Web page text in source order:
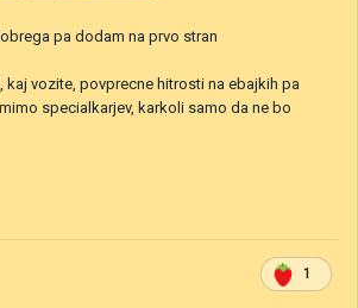
pa dodam na prvo stran
kaj vozite, povprecne hitrosti na ebajkih pa
specialkarjev, karkoli samo da ne bo
1